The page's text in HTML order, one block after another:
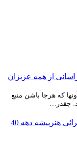
از همه عزیزان
که هرجا باشن منبع
چقدر…
حسن غفاري ايرائي هنرپيشه دهه 40